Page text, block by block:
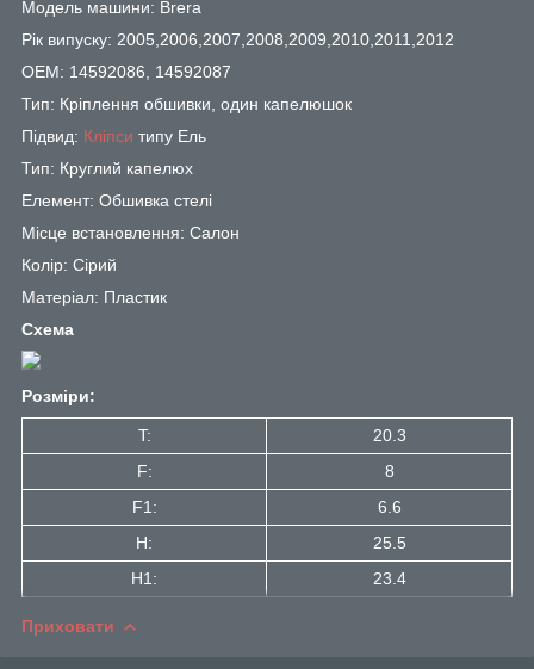
Модель машини: Brera
Рік випуску: 2005,2006,2007,2008,2009,2010,2011,2012
OEM: 14592086, 14592087
Тип: Кріплення обшивки, один капелюшок
Підвид: Кліпси типу Ель
Тип: Круглий капелюх
Елемент: Обшивка стелі
Місце встановлення: Салон
Колір: Сірий
Матеріал: Пластик
Схема
Розміри:
T:
20.3
F:
8
F1:
6.6
H:
25.5
H1:
23.4
Приховати